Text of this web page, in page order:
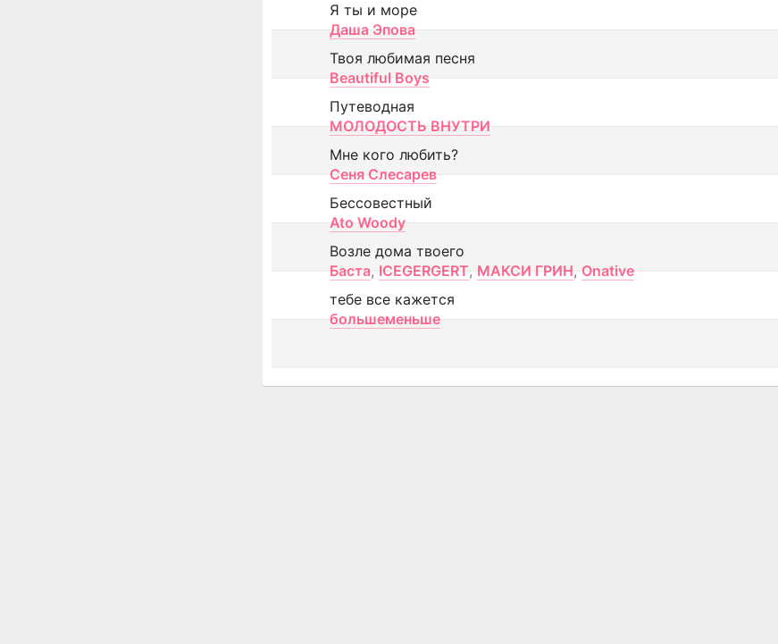
Я ты и море
Даша Эпова
Твоя любимая песня
Beautiful Boys
Путеводная
МОЛОДОСТЬ ВНУТРИ
Мне кого любить?
Сеня Слесарев
Бессовестный
Ato Woody
Возле дома твоего
Баста, ICEGERGERT, МАКСИ ГРИН, Onative
тебе все кажется
большеменьше